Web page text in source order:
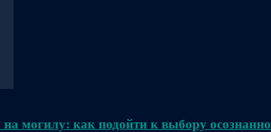
могилу: как подойти к выбору осознанно